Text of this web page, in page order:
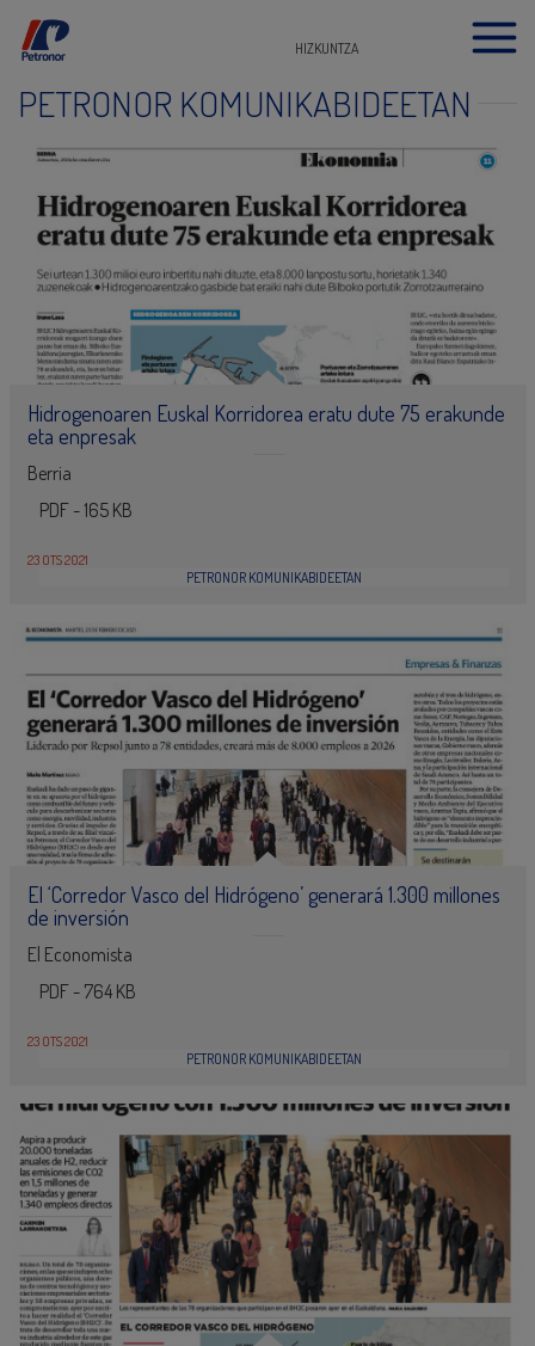
HIZKUNTZA
PETRONOR KOMUNIKABIDEETAN
Hidrogenoaren Euskal Korridorea eratu dute 75 erakunde
eta enpresak
Berria
PDF - 165 KB
23 OTS 2021
PETRONOR KOMUNIKABIDEETAN
El ‘Corredor Vasco del Hidrógeno’ generará 1.300 millones
de inversión
El Economista
PDF - 764 KB
23 OTS 2021
PETRONOR KOMUNIKABIDEETAN